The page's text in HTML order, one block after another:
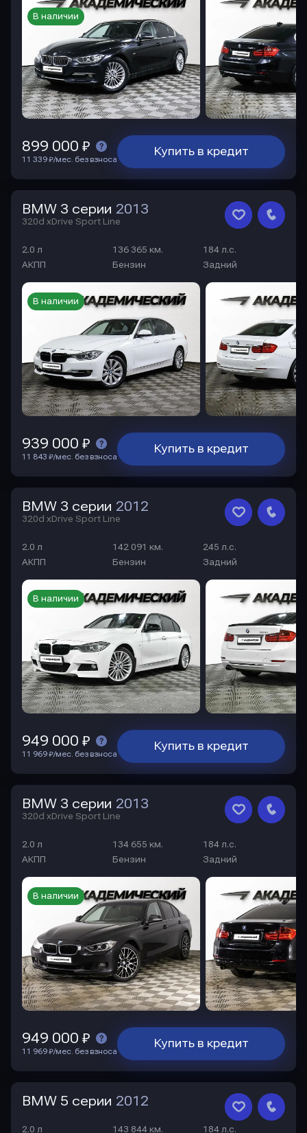
В наличии
Купить в кредит
899 000 ₽
11 339 ₽/мес. без взноса
BMW 3 серии 2013
320d xDrive Sport Line
2.0 л 136 365 км.
184 л.с.
АКПП
Бензин Задний
В наличии
Купить в кредит
939 000 ₽
11 843 ₽/мес. без взноса
BMW 3 серии 2012
320d xDrive Sport Line
2.0 л 142 091 км.
245 л.с.
АКПП
Бензин Задний
В наличии
Купить в кредит
949 000 ₽
11 969 ₽/мес. без взноса
BMW 3 серии 2013
320d xDrive Sport Line
2.0 л 134 655 км.
184 л.с.
АКПП
Бензин Задний
В наличии
Купить в кредит
949 000 ₽
11 969 ₽/мес. без взноса
BMW 5 серии 2012
2.0 л 143 844 км. 184 л.с.